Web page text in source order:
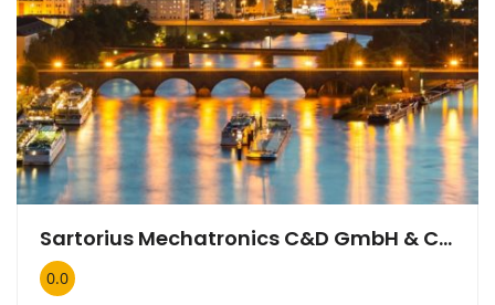
Sartorius Mechatronics C&D GmbH & Co. KG
0.0